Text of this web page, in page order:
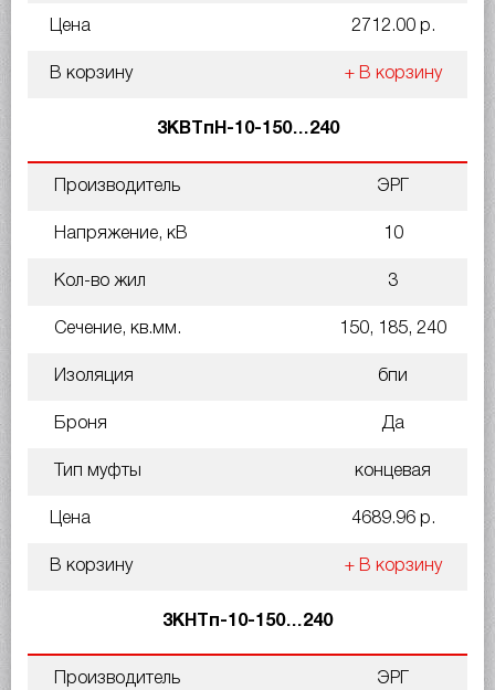
Цена 2712.00 р.
В корзину + В корзину
3КВТпН-10-150…240
Производитель ЭРГ
Напряжение, кВ 10
Кол-во жил 3
Сечение, кв.мм. 150, 185, 240
Изоляция бпи
Броня Да
Тип муфты концевая
Цена 4689.96 р.
В корзину + В корзину
3КНТп-10-150…240
Производитель ЭРГ